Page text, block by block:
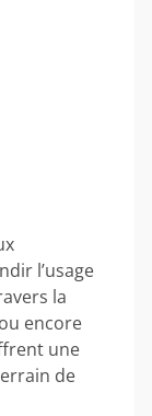
l’usage
la
encore
une
de